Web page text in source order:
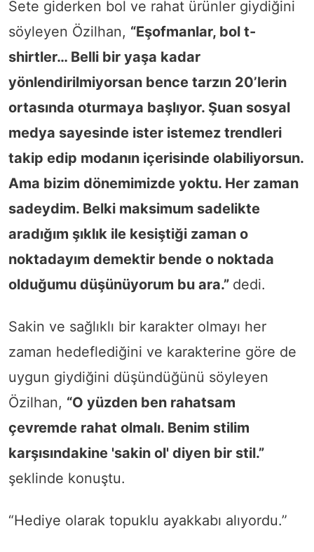
Sete giderken bol ve rahat ürünler giydiğini
söyleyen Özilhan, “Eşofmanlar, bol t-
shirtler… Belli bir yaşa kadar
yönlendirilmiyorsan bence tarzın 20’lerin
ortasında oturmaya başlıyor. Şuan sosyal
medya sayesinde ister istemez trendleri
takip edip modanın içerisinde olabiliyorsun.
Ama bizim dönemimizde yoktu. Her zaman
sadeydim. Belki maksimum sadelikte
aradığım şıklık ile kesiştiği zaman o
noktadayım demektir bende o noktada
olduğumu düşünüyorum bu ara.” dedi.
Sakin ve sağlıklı bir karakter olmayı her
zaman hedeflediğini ve karakterine göre de
uygun giydiğini düşündüğünü söyleyen
Özilhan, “O yüzden ben rahatsam
çevremde rahat olmalı. Benim stilim
karşısındakine 'sakin ol' diyen bir stil.”
şeklinde konuştu.
“Hediye olarak topuklu ayakkabı alıyordu.”